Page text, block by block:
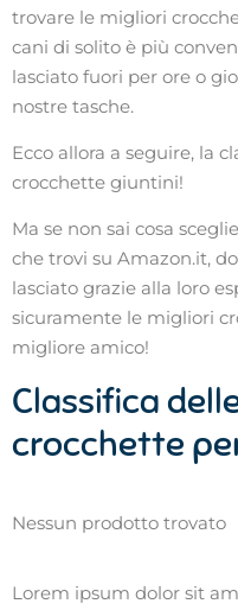
trovare le migliori
cani di solito è più
lasciato fuori per ore o
nostre tasche.
Ecco allora a seguire, la
crocchette giuntini!
Ma se non sai cosa
che trovi su Amazon.it,
lasciato grazie alla loro
sicuramente le migliori
migliore amico!
Classifica
crocchette
Nessun prodotto trovato
Lorem ipsum dolor sit